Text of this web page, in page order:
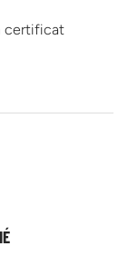
certificat